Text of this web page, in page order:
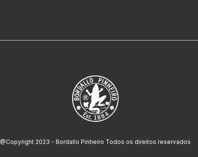
@Copyright 2023 - Bordallo Pinheiro Todos os direitos reservados